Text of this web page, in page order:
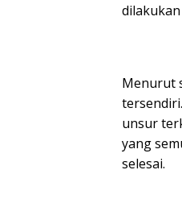
Menurut
unsur
yang
selesai.